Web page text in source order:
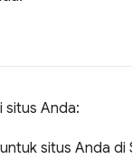
situs Anda:
untuk situs Anda di